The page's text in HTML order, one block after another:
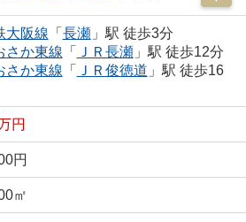
大阪線 「 長瀬」駅 徒歩3分
さか東線 「 ＪＲ長瀬」駅 徒歩12分
さか東線 「 ＪＲ俊徳道 」駅 徒歩16
円
円
㎡